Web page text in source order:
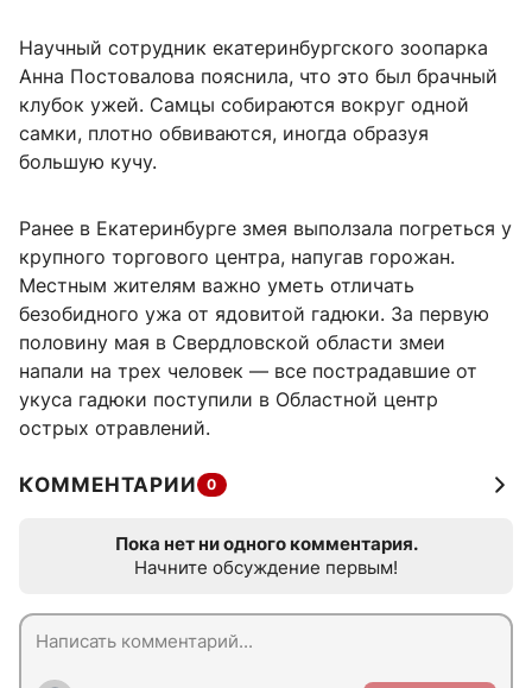
Научный сотрудник екатеринбургского зоопарка
Анна Постовалова пояснила, что это был брачный
клубок ужей. Самцы собираются вокруг одной
самки, плотно обвиваются, иногда образуя
большую кучу.
Ранее в Екатеринбурге змея выползала погреться у
крупного торгового центра, напугав горожан.
Местным жителям важно уметь отличать
безобидного ужа от ядовитой гадюки. За первую
половину мая в Свердловской области змеи
напали на трех человек — все пострадавшие от
укуса гадюки поступили в Областной центр
острых отравлений.
КОММЕНТАРИИ 0
Пока нет ни одного комментария.
Начните обсуждение первым!